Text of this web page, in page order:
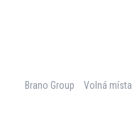
Brano Group Volná místa